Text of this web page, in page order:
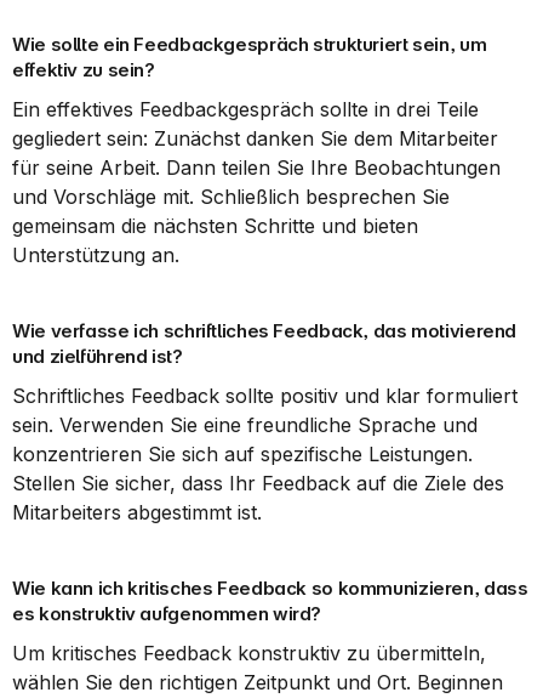
Wie sollte ein Feedbackgespräch strukturiert sein, um
effektiv zu sein?
Ein effektives Feedbackgespräch sollte in drei Teile
gegliedert sein: Zunächst danken Sie dem Mitarbeiter
für seine Arbeit. Dann teilen Sie Ihre Beobachtungen
und Vorschläge mit. Schließlich besprechen Sie
gemeinsam die nächsten Schritte und bieten
Unterstützung an.
Wie verfasse ich schriftliches Feedback, das motivierend
und zielführend ist?
Schriftliches Feedback sollte positiv und klar formuliert
sein. Verwenden Sie eine freundliche Sprache und
konzentrieren Sie sich auf spezifische Leistungen.
Stellen Sie sicher, dass Ihr Feedback auf die Ziele des
Mitarbeiters abgestimmt ist.
Wie kann ich kritisches Feedback so kommunizieren, dass
es konstruktiv aufgenommen wird?
Um kritisches Feedback konstruktiv zu übermitteln,
wählen Sie den richtigen Zeitpunkt und Ort. Beginnen